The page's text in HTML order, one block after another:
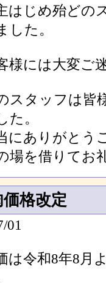
はじめ殆どの
した。
様には大変ご
スタッフは皆
た。
にありがとう
場を借りてお
格改定
01
は令和8年8月